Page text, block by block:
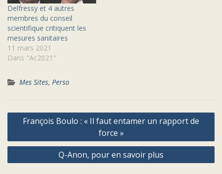
Delfressy et 4 autres
membres du conseil
scientifique critiquent les
mesures sanitaires
11 mars 2021
Dans "Ac2021"
Mes Sites, Perso
Navigation
l’article
François Boulo : « Il faut entamer un rapport de
force »
Q-Anon, pour en savoir plus